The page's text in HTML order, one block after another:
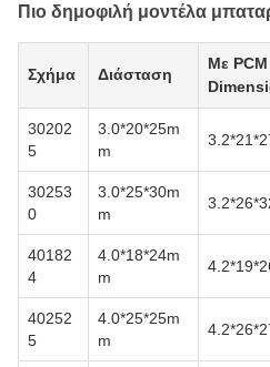
Πιο δημοφιλή μοντέλα
Σχήμα Διάσταση
Με PCM
30202
5
3.0*20*25m
m
30253
0
3.0*25*30m
m
40182
4
4.0*18*24m
m
40252
5
4.0*25*25m
m